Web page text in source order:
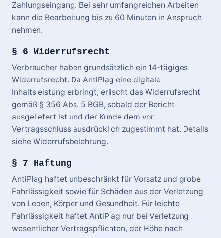
Zahlungseingang. Bei sehr umfangreichen Arbeiten
kann die Bearbeitung bis zu 60 Minuten in Anspruch
nehmen.
§ 6 Widerrufsrecht
Verbraucher haben grundsätzlich ein 14-tägiges
Widerrufsrecht. Da AntiPlag eine digitale
Inhaltsleistung erbringt, erlischt das Widerrufsrecht
gemäß § 356 Abs. 5 BGB, sobald der Bericht
ausgeliefert ist und der Kunde dem vor
Vertragsschluss ausdrücklich zugestimmt hat. Details
siehe Widerrufsbelehrung.
§ 7 Haftung
AntiPlag haftet unbeschränkt für Vorsatz und grobe
Fahrlässigkeit sowie für Schäden aus der Verletzung
von Leben, Körper und Gesundheit. Für leichte
Fahrlässigkeit haftet AntiPlag nur bei Verletzung
wesentlicher Vertragspflichten, der Höhe nach